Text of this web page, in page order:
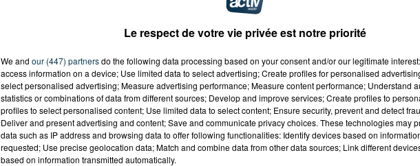
Le respect de votre vie privée est notre priorité
We and our (447) partnersdo the following data processing based on your consent and/or our legitimate
access information on a device; Use limited data to select advertising; Create profiles for personalised
select personalised advertising; Measure advertising performance; Measure content performance; Understand
statistics or combinations of data from different sources; Develop and improve services; Create profiles to
profiles to select personalised content; Use limited data to select content; Ensure security, prevent and detect
Deliver and present advertising and content; Save and communicate privacy choices. These technologies may
data such as IP address and browsing data to offer following functionalities: Identify devices based on
requested; Use precise geolocation data; Match and combine data from other data sources; Link different
based on information transmitted automatically.